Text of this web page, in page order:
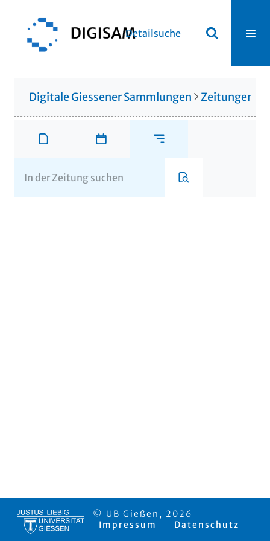
Detailsuche
Digitale Giessener Sammlungen Zeitungen
© UB Gießen, 2026
Impressum
Datenschutz